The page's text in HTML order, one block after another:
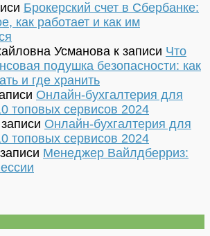
Брокерский счет в Сбербанке:
как работает и как им
Усманова к записи Что
подушка безопасности: как
и где хранить
Онлайн-бухгалтерия для
топовых сервисов 2024
записи Онлайн-бухгалтерия для
топовых сервисов 2024
Менеджер Вайлдберриз: